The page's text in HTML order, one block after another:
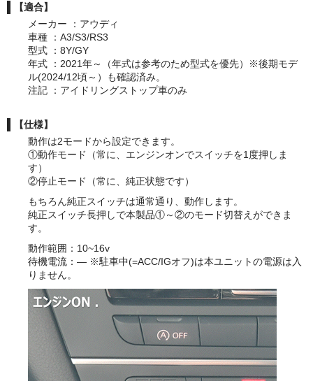
【適合】
メーカー ：アウディ
車種 ：A3/S3/RS3
型式 ：8Y/GY
年式 ：2021年～（年式は参考のため型式を優先）※後期モデ
ル(2024/12頃～）も確認済み。
注記 ：アイドリングストップ車のみ
【仕様】
動作は2モードから設定できます。
①動作モード（常に、エンジンオンでスイッチを1度押しま
す）
②停止モード（常に、純正状態です）
もちろん純正スイッチは通常通り、動作します。
純正スイッチ長押しで本製品①～②のモード切替えができま
す。
動作範囲：10~16v
待機電流：— ※駐車中(=ACC/IGオフ)は本ユニットの電源は入
りません。